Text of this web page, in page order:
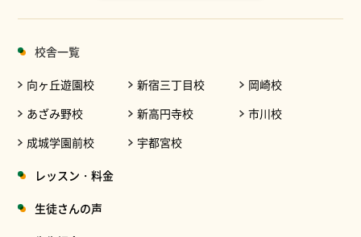
校舎一覧
向ヶ丘遊園校
あざみ野校
成城学園前校
新宿三丁目校
新高円寺校
宇都宮校
岡崎校
市川校
レッスン・料金
生徒さんの声